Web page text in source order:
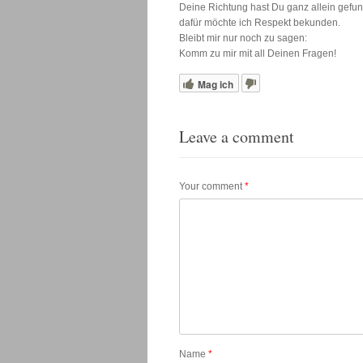
Deine Richtung hast Du ganz allein
dafür möchte ich Respekt bekunden.
Bleibt mir nur noch zu sagen:
Komm zu mir mit all Deinen Fragen!
Mag ich
Leave a comment
Your comment*
Name*